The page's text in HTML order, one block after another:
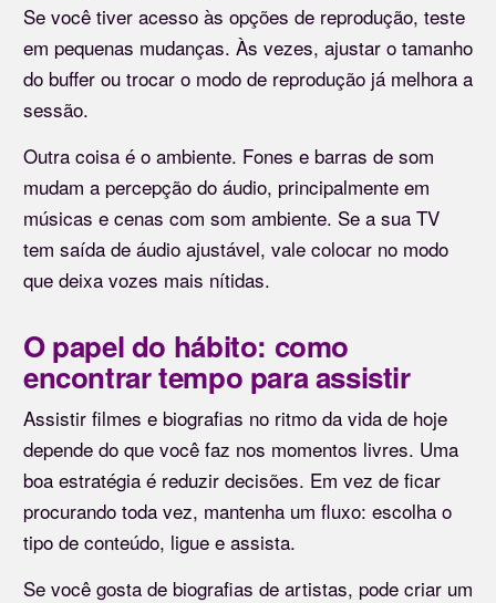
Se você tiver acesso às opções de reprodução, teste
em pequenas mudanças. Às vezes, ajustar o tamanho
do buffer ou trocar o modo de reprodução já melhora a
sessão.
Outra coisa é o ambiente. Fones e barras de som
mudam a percepção do áudio, principalmente em
músicas e cenas com som ambiente. Se a sua TV
tem saída de áudio ajustável, vale colocar no modo
que deixa vozes mais nítidas.
O papel do hábito: como
encontrar tempo para assistir
Assistir filmes e biografias no ritmo da vida de hoje
depende do que você faz nos momentos livres. Uma
boa estratégia é reduzir decisões. Em vez de ficar
procurando toda vez, mantenha um fluxo: escolha o
tipo de conteúdo, ligue e assista.
Se você gosta de biografias de artistas, pode criar um